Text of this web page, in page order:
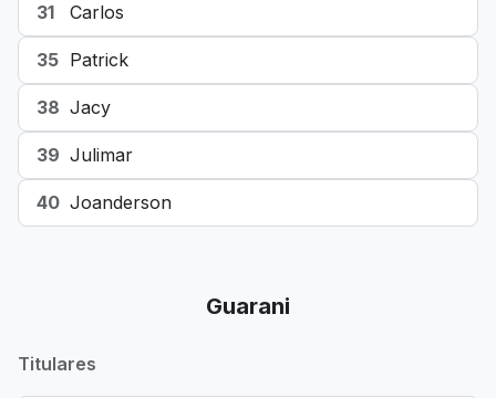
31 Carlos
35 Patrick
38 Jacy
39 Julimar
40 Joanderson
Guarani
Titulares